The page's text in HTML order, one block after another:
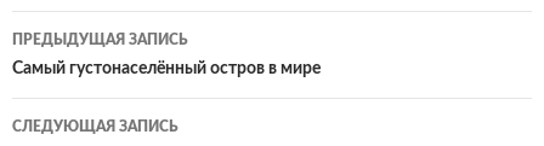
Навигация
по
записям
ПРЕДЫДУЩАЯ ЗАПИСЬ
Самый густонаселённый остров в мире
СЛЕДУЮЩАЯ ЗАПИСЬ